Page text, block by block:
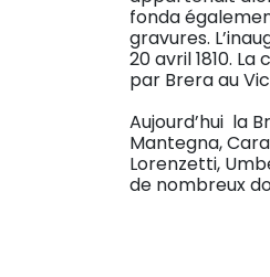
fonda
gravures.
20 avril 1810.
par Brera au
Aujourd’hui la
Mantegna,
Lorenzetti,
de nombreux